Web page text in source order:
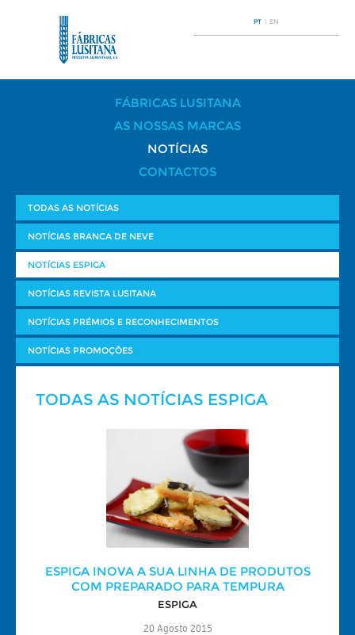
PT EN
FÁBRICAS LUSITANA
AS NOSSAS MARCAS
NOTÍCIAS
CONTACTOS
TODAS AS NOTÍCIAS
NOTÍCIAS BRANCA DE NEVE
NOTÍCIAS ESPIGA
NOTÍCIAS REVISTA LUSITANA
NOTÍCIAS PRÉMIOS E RECONHECIMENTOS
NOTÍCIAS PROMOÇÕES
TODAS AS NOTÍCIAS ESPIGA
ESPIGA INOVA A SUA LINHA DE PRODUTOS
COM PREPARADO PARA TEMPURA
ESPIGA
20 Agosto 2015